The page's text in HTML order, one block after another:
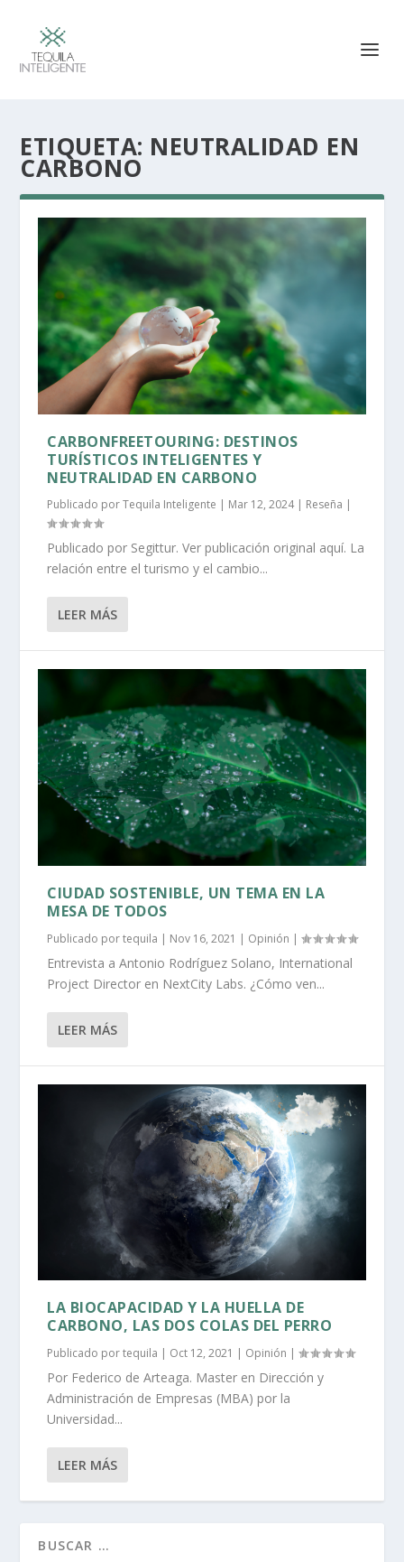
ETIQUETA: NEUTRALIDAD EN
CARBONO
CARBONFREETOURING: DESTINOS
TURÍSTICOS INTELIGENTES Y
NEUTRALIDAD EN CARBONO
Publicado porTequila Inteligente | Mar 12, 2024| Reseña |
Publicado por Segittur. Ver publicación original aquí. La
relación entre el turismo y el cambio...
LEER MÁS
CIUDAD SOSTENIBLE, UN TEMA EN LA
MESA DE TODOS
Publicado portequila | Nov 16, 2021 | Opinión |
Entrevista a Antonio Rodríguez Solano, International
Project Director en NextCity Labs. ¿Cómo ven...
LEER MÁS
LA BIOCAPACIDAD Y LA HUELLA DE
CARBONO, LAS DOS COLAS DEL PERRO
Publicado portequila | Oct 12, 2021 | Opinión |
Por Federico de Arteaga. Master en Dirección y
Administración de Empresas (MBA) por la
Universidad...
LEER MÁS